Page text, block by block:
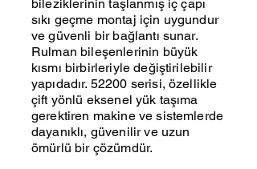
bileziklerinin taşlanmış iç çapı
sıkı geçme montaj için uygundur
ve güvenli bir bağlantı sunar.
Rulman bileşenlerinin büyük
kısmı birbirleriyle değiştirilebilir
yapıdadır. 52200 serisi, özellikle
çift yönlü eksenel yük taşıma
gerektiren makine ve sistemlerde
dayanıklı, güvenilir ve uzun
ömürlü bir çözümdür.